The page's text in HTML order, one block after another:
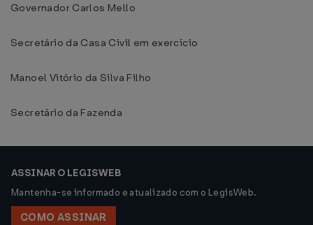
Governador Carlos Mello
Secretário da Casa Civil em exercício
Manoel Vitório da Silva Filho
Secretário da Fazenda
ASSINAR O LEGISWEB
Mantenha-se informado e atualizado com o LegisWeb.
COMO ASSINAR